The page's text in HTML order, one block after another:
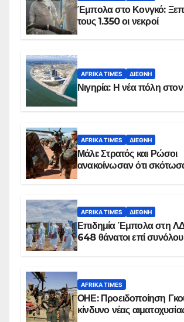
Έμπολα στο Κονγκό:
τους 1.350 οι νεκροί
AFRIKA TIMES ΔΙΕΘΝΉ
Νιγηρία: Η νέα πόλη στον
AFRIKA TIMES ΔΙΕΘΝΉ
Μάλι: Στρατός και Ρώσοι
ανακοίνωσαν ότι
AFRIKA TIMES ΔΙΕΘΝΉ
Επιδημία Έμπολα στη
648 θάνατοι επί
AFRIKA TIMES
ΟΗΕ: Προειδοποίηση
κίνδυνο νέας